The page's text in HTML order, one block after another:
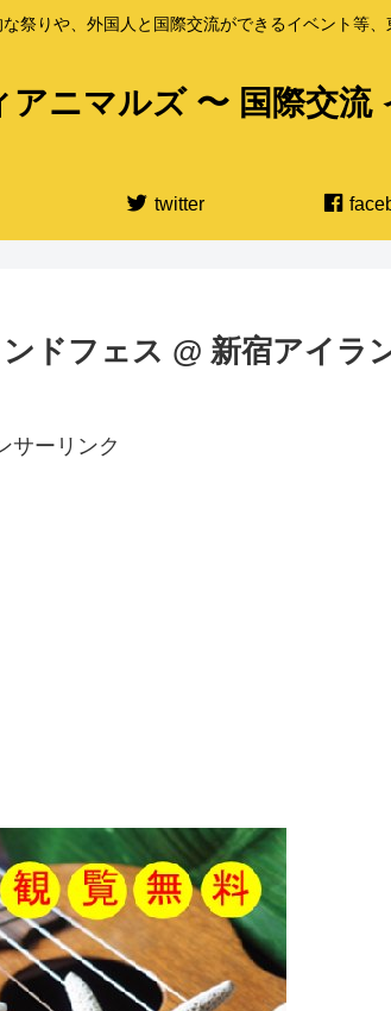
祭りや、外国人と国際交流ができるイベント等
アニマルズ 〜 国際交流
twitter
ドフェス @ 新宿アイラ
サーリンク